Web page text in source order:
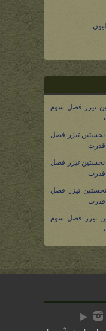
تیزر فصل سوم
تیزر فصل
قدرت
تیزر فصل
قدرت
تیزر فصل
قدرت
تیزر فصل سوم